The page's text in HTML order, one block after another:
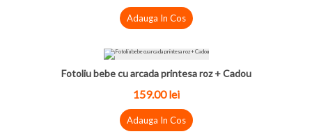
Adauga In Cos
Fotoliu bebe cu arcada printesa roz + Cadou
159.00lei
Adauga In Cos